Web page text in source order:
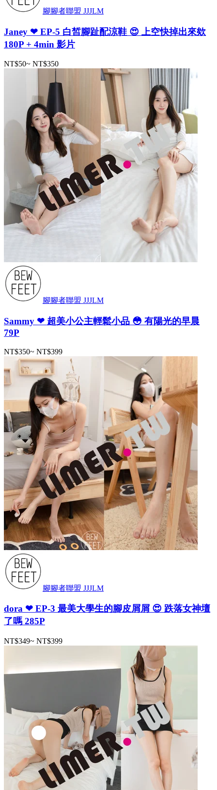
腳腳者聯盟 JJJLM
Janey ❤ EP-5 白皙腳趾配涼鞋 😍 上空快掉出來欸
180P + 4min 影片
NT$50~ NT$350
腳腳者聯盟 JJJLM
Sammy ❤ 超美小公主輕鬆小品 😳 有陽光的早晨
79P
NT$350~ NT$399
腳腳者聯盟 JJJLM
dora ❤ EP-3 最美大學生的腳皮屑屑 😍 跌落女神壇
了嗎 285P
NT$349~ NT$399